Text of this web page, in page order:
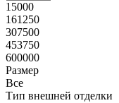
15000
161250
307500
453750
600000
Размер
Все
Тип внешней отделки